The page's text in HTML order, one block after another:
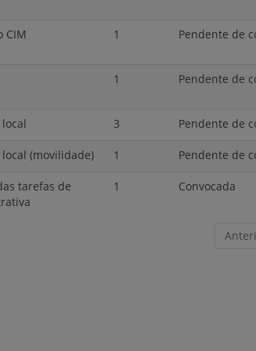
CIM 1 Pendente de
1 Pendente de
3 Pendente de
(movilidade) 1 Pendente de
tarefas de
1 Convocada